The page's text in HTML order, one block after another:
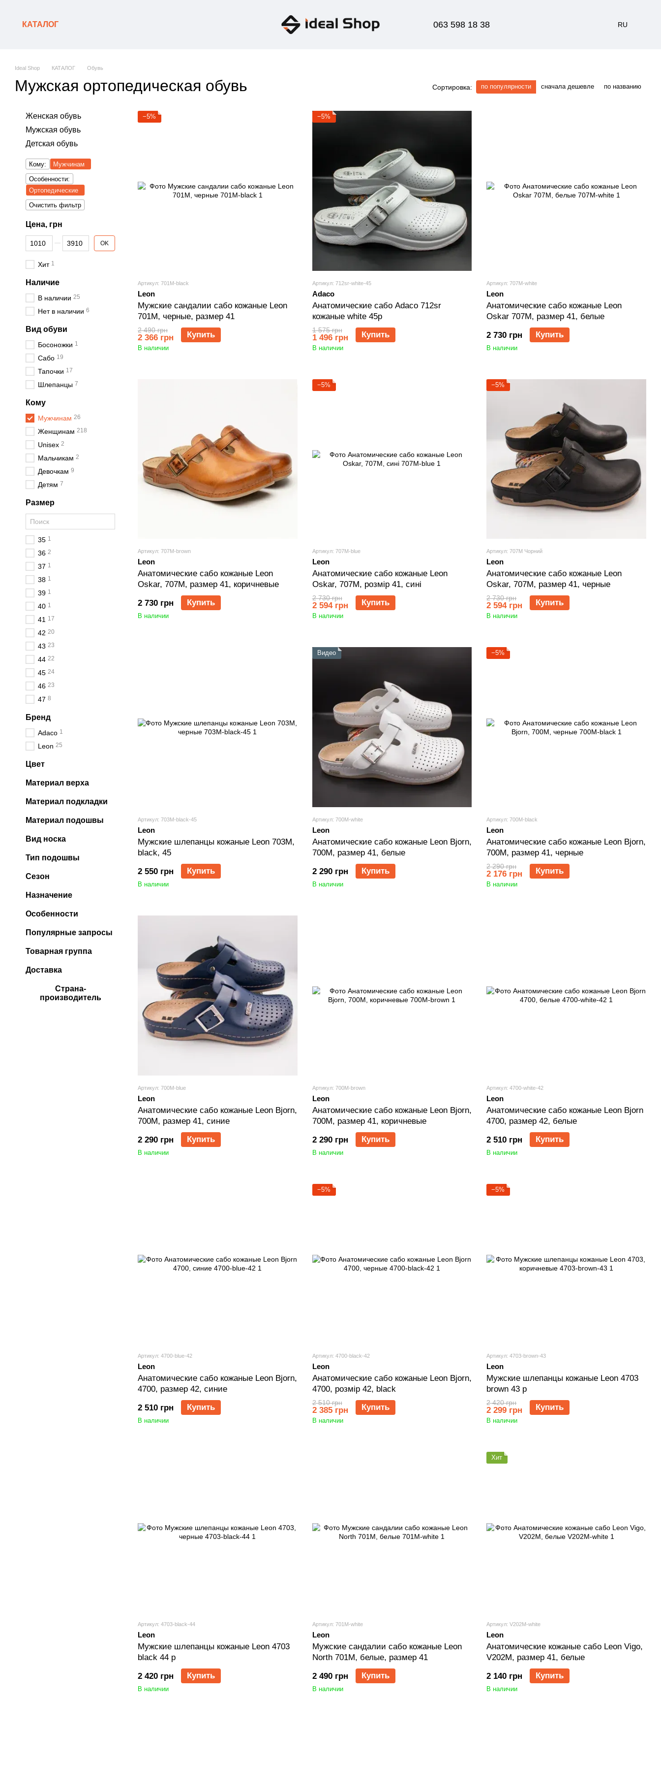
КАТАЛОГ 063 598 18 38 RU
Ideal Shop КАТАЛОГ Обувь
Мужская ортопедическая обувь Сортировка: по популярности сначала дешевле по названию
−5%
Артикул: 701M-black
Leon
Мужские сандалии сабо кожаные Leon
701M, черные, размер 41
2 490 грн
2 366 грн Купить
В наличии
−5%
Артикул: 712sr-white-45
Adaco
Анатомические сабо Adaco 712sr
кожаные white 45р
1 575 грн
1 496 грн Купить
В наличии
Артикул: 707M-white
Leon
Анатомические сабо кожаные Leon
Oskar 707M, размер 41, белые
2 730 грн
Купить
В наличии
Артикул: 707M-brown
Leon
Анатомические сабо кожаные Leon
Oskar, 707M, размер 41, коричневые
2 730 грн
Купить
В наличии
−5%
Артикул: 707M-blue
Leon
Анатомические сабо кожаные Leon
Oskar, 707M, розмір 41, сині
2 730 грн
2 594 грн Купить
В наличии
−5%
Артикул: 707M Чорний
Leon
Анатомические сабо кожаные Leon
Oskar, 707M, размер 41, черные
2 730 грн
2 594 грн Купить
В наличии
Артикул: 703M-black-45
Leon
Мужские шлепанцы кожаные Leon 703M,
black, 45
2 550 грн
Купить
В наличии
Видео
Артикул: 700M-white
Leon
Анатомические сабо кожаные Leon Bjorn,
700M, размер 41, белые
2 290 грн
Купить
В наличии
−5%
Артикул: 700M-black
Leon
Анатомические сабо кожаные Leon Bjorn,
700M, размер 41, черные
2 290 грн
2 176 грн Купить
В наличии
Артикул: 700M-blue
Leon
Анатомические сабо кожаные Leon Bjorn,
700M, размер 41, синие
2 290 грн
Купить
В наличии
Артикул: 700M-brown
Leon
Анатомические сабо кожаные Leon Bjorn,
700M, размер 41, коричневые
2 290 грн
Купить
В наличии
Артикул: 4700-white-42
Leon
Анатомические сабо кожаные Leon Bjorn
4700, размер 42, белые
2 510 грн
Купить
В наличии
Артикул: 4700-blue-42
Leon
Анатомические сабо кожаные Leon Bjorn,
4700, размер 42, синие
2 510 грн
Купить
В наличии
−5%
Артикул: 4700-black-42
Leon
Анатомические сабо кожаные Leon Bjorn,
4700, розмір 42, black
2 510 грн
2 385 грн Купить
В наличии
−5%
Артикул: 4703-brown-43
Leon
Мужские шлепанцы кожаные Leon 4703
brown 43 р
2 420 грн
2 299 грн Купить
В наличии
Артикул: 4703-black-44
Leon
Мужские шлепанцы кожаные Leon 4703
black 44 р
2 420 грн
Купить
В наличии
Артикул: 701M-white
Leon
Мужские сандалии сабо кожаные Leon
North 701M, белые, размер 41
2 490 грн
Купить
В наличии
Хит
Артикул: V202M-white
Leon
Анатомические кожаные сабо Leon Vigo,
V202M, размер 41, белые
2 140 грн
Купить
В наличии
Женская обувь
Мужская обувь
Детская обувь
Кому:
Мужчинам
Особенности:
Ортопедические
Очистить фильтр
Цена, грн
От Цена, грн
До Цена, грн OK
Хит 1
Наличие
В наличии 25
Нет в наличии 6
Вид обуви
Босоножки 1
Сабо 19
Тапочки 17
Шлепанцы 7
Кому
Мужчинам 26
Женщинам 218
Unisex 2
Мальчикам 2
Девочкам 9
Детям 7
Размер
35 1
36 2
37 1
38 1
39 1
40 1
41 17
42 20
43 23
44 22
45 24
46 23
47 8
Бренд
Adaco 1
Leon 25
Цвет
Материал верха
Материал подкладки
Материал подошвы
Вид носка
Тип подошвы
Сезон
Назначение
Особенности
Популярные запросы
Товарная группа
Доставка
Страна-
производитель